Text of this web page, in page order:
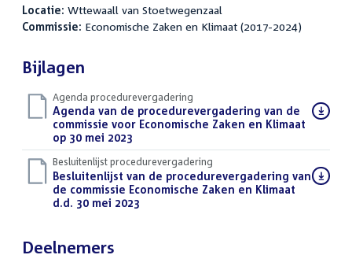
Locatie: Wttewaall van Stoetwegenzaal
Commissie: Economische Zaken en Klimaat (2017-2024)
Bijlagen
Agenda procedurevergadering
Download
bestand:
Agenda van de procedurevergadering van de
commissie voor Economische Zaken en Klimaat
op 30 mei 2023
Besluitenlijst procedurevergadering
Download
bestand:
Besluitenlijst van de procedurevergadering van
de commissie Economische Zaken en Klimaat
d.d. 30 mei 2023
Deelnemers